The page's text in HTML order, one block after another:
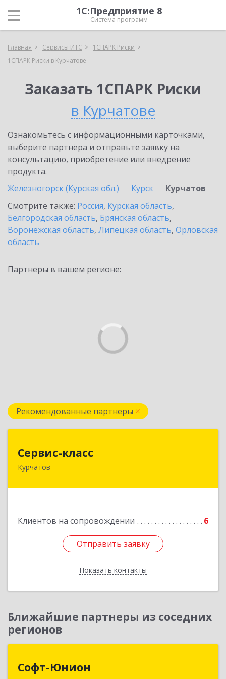
1С:Предприятие 8
Система программ
Главная Сервисы ИТС
1СПАРК Риски
1СПАРК Риски в Курчатове
Заказать 1СПАРК Риски
в Курчатове
Ознакомьтесь с информационными карточками,
выберите партнёра и отправьте заявку на
консультацию, приобретение или внедрение
продукта.
Железногорск (Курская обл.)
Курск
Курчатов
Смотрите также: Россия, Курская область,
Белгородская область, Брянская область,
Воронежская область, Липецкая область, Орловская
область
Партнеры в вашем регионе:
Рекомендованные партнеры
Сервис-класс
Курчатов
Клиентов на сопровождении 6
Отправить заявку
Показать контакты
Подробнее
Отправить заявку
Назад
Ближайшие партнеры из соседних
регионов
Софт-Юнион